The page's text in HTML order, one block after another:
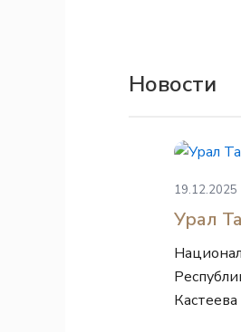
Новости
19.12.2025
Урал
Кастеева